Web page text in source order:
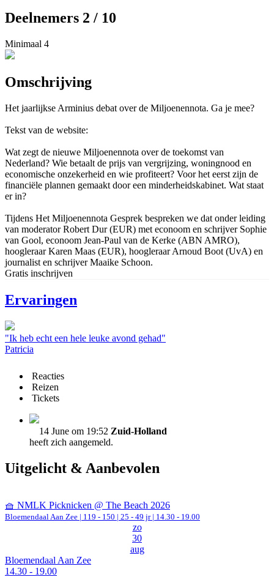
Deelnemers 2 / 10
Minimaal 4
Omschrijving
Het jaarlijkse Arminius debat over de Miljoenennota. Ga je mee?
Tekst van de website:
Wat zegt de nieuwe Miljoenennota over de toekomst van
Nederland? Wie betaalt de prijs van vergrijzing, woningnood en
economische onzekerheid en wie profiteert? Voor het eerst zijn de
financiële plannen gemaakt door een minderheidskabinet. Wat staat
er in?
Tijdens Het Miljoenennota Gesprek bespreken we dat onder leiding
van moderator Robert Dur (EUR) met econoom en schrijver Sophie
van Gool, econoom Jean-Paul van de Kerke (ABN AMRO),
hoogleraar Karen Maas (EUR), hoogleraar Arnoud Boot (UvA) en
journalist en schrijver Maaike Schoon.
Gratis inschrijven
Ervaringen
"Ik heb echt een hele leuke avond gehad"
Patricia
Reacties
Reizen
Tickets
14 June om 19:52 Zuid-Holland
heeft zich aangemeld.
Uitgelicht & Aanbevolen
🧺 NMLK Picknicken @ The Beach 2026
Bloemendaal Aan Zee | 119 - 150 | 25 - 49 jr | 14.30 - 19.00
zo
30
aug
Bloemendaal Aan Zee
14.30 - 19.00